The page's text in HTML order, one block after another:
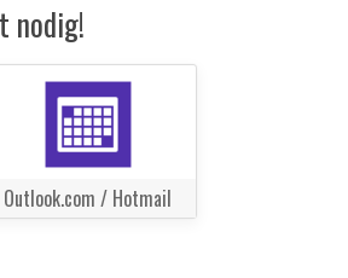
nodig!
Outlook.com / Hotmail